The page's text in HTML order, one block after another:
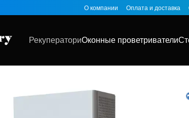
О компании Оплата и доставка
РекуператориОконные проветриватели